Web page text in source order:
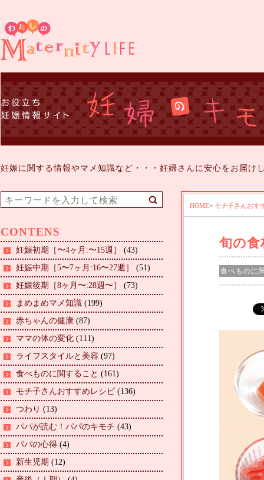
妊娠に関する情報やマメ知識など・・・妊婦さんに安心をお届け
CONTENS
妊娠初期［〜4ヶ月:〜15週］
(43)
妊娠中期［5〜7ヶ月:16〜27週］
(51)
妊娠後期［8ヶ月〜:28週〜］
(73)
まめまめマメ知識 (199)
赤ちゃんの健康 (87)
ママの体の変化 (111)
ライフスタイルと美容 (97)
食べものに関すること (161)
モチ子さんおすすめレシピ (136)
つわり (13)
パパが読む！パパのキモチ (43)
パパの心得 (4)
新生児期 (12)
HOME> モチ子さんおす
旬の
食べものに